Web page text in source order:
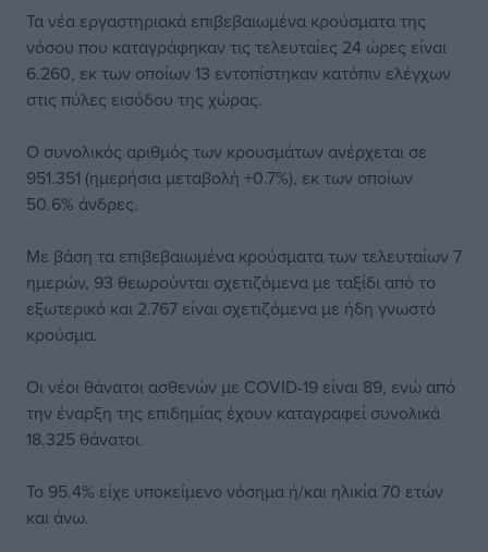
Τα νέα εργαστηριακά επιβεβαιωμένα κρούσματα της
νόσου που καταγράφηκαν τις τελευταίες 24 ώρες είναι
6.260, εκ των οποίων 13 εντοπίστηκαν κατόπιν ελέγχων
στις πύλες εισόδου της χώρας.
Ο συνολικός αριθμός των κρουσμάτων ανέρχεται σε
951.351 (ημερήσια μεταβολή +0.7%), εκ των οποίων
50.6% άνδρες.
Με βάση τα επιβεβαιωμένα κρούσματα των τελευταίων 7
ημερών, 93 θεωρούνται σχετιζόμενα με ταξίδι από το
εξωτερικό και 2.767 είναι σχετιζόμενα με ήδη γνωστό
κρούσμα.
Οι νέοι θάνατοι ασθενών με COVID-19 είναι 89, ενώ από
την έναρξη της επιδημίας έχουν καταγραφεί συνολικά
18.325 θάνατοι.
Το 95.4% είχε υποκείμενο νόσημα ή/και ηλικία 70 ετών
και άνω.